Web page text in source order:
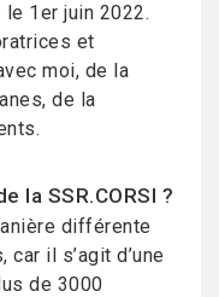
1er juin 2022.
et
moi, de la
de la
la SSR.CORSI ?
différente
il s’agit d’une
de 3000